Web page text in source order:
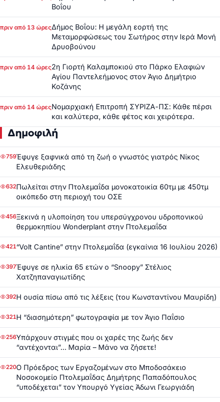
Βοΐου
πριν από 13 ώρεςΔήμος Βοΐου: Η μεγάλη εορτή της
Μεταμορφώσεως του Σωτήρος στην Ιερά Μονή
Δρυοβούνου
πριν από 14 ώρες2η Γιορτή Καλαμποκιού στο Πάρκο Ελαφιών
Αγίου Παντελεήμονος στον Άγιο Δημήτριο
Κοζάνης
πριν από 14 ώρεςΝομαρχιακή Επιτροπή ΣΥΡΙΖΑ-ΠΣ: Κάθε πέρσι
και καλύτερα, κάθε φέτος και χειρότερα.
Δημοφιλή
759Έφυγε ξαφνικά από τη ζωή ο γνωστός γιατρός Νίκος
Ελευθεριάδης
632Πωλείται στην Πτολεμαΐδα μονοκατοικία 60τμ με 450τμ
οικόπεδο στη περιοχή του ΟΣΕ
456Ξεκινά η υλοποίηση του υπερσύγχρονου υδροπονικού
θερμοκηπίου Wonderplant στην Πτολεμαΐδα
421“Volt Cantine” στην Πτολεμαΐδα (εγκαίνια 16 Ιουλίου 2026)
397Έφυγε σε ηλικία 65 ετών ο “Snoopy” Στέλιος
Χατζηπαναγιωτίδης
392Η ουσία πίσω από τις λέξεις (του Κωνσταντίνου Μαυρίδη)
321Η “διασημότερη” φωτογραφία με τον Άγιο Παΐσιο
256Υπάρχουν στιγμές που οι χαρές της ζωής δεν
“αντέχονται”… Μαρία – Μάνο να ζήσετε!
220Ο Πρόεδρος των Εργαζομένων στο Μποδοσάκειο
Νοσοκομείο Πτολεμαΐδας Δημήτρης Παπαδόπουλος
“υποδέχεται” τον Υπουργό Υγείας Άδωνι Γεωργιάδη